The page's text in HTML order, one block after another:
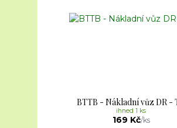
BTTB - Nákladní vůz DR -
169 Kč/ks
ihned 1 ks